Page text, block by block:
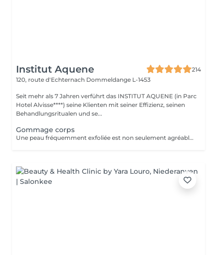
Institut Aquene
214
120, route d'Echternach Dommeldange L-1453
Seit mehr als 7 Jahren verführt das INSTITUT AQUENE (in Parc
Hotel Alvisse****) seine Klienten mit seiner Effizienz, seinen
Behandlungsritualen und se...
Gommage corps
Une peau fréquemment exfoliée est non seulement agréable mais paraît aussi en meilleure santé, absorbe d'avantage les agents hydratants, est plus souple et reste jeune plus longtemps.